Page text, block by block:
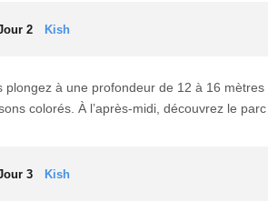
2 Kish
plongez à une profondeur de 12 à 16
colorés. À l’après-midi, découvrez le
3 Kish